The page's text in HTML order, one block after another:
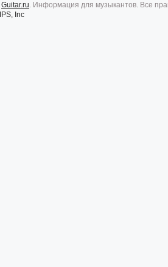
Guitar.ru. Информация для музыкантов. Все
IPS, Inc